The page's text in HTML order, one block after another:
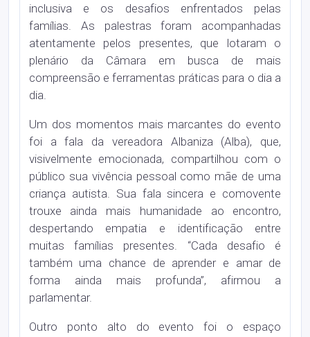
inclusiva e os desafios enfrentados pelas
famílias. As palestras foram acompanhadas
atentamente pelos presentes, que lotaram o
plenário da Câmara em busca de mais
compreensão e ferramentas práticas para o dia a
dia.
Um dos momentos mais marcantes do evento
foi a fala da vereadora Albaniza (Alba), que,
visivelmente emocionada, compartilhou com o
público sua vivência pessoal como mãe de uma
criança autista. Sua fala sincera e comovente
trouxe ainda mais humanidade ao encontro,
despertando empatia e identificação entre
muitas famílias presentes. “Cada desafio é
também uma chance de aprender e amar de
forma ainda mais profunda”, afirmou a
parlamentar.
Outro ponto alto do evento foi o espaço